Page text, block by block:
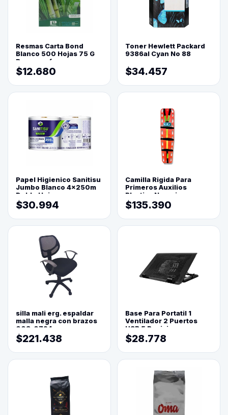
Resmas Carta Bond
Blanco 500 Hojas 75 G
Reprograf.
$12.680
Toner Hewlett Packard
9386al Cyan No 88
$34.457
Papel Higienico Sanitisu
Jumbo Blanco 4x250m
Doble Hoja
$30.994
Camilla Rigida Para
Primeros Auxilios
Plastica Naranja
$135.390
silla mali erg. espaldar
malla negra con brazos
003-0794
$221.438
Base Para Portatil 1
Ventilador 2 Puertos
USB 5 Posiciones
$28.778